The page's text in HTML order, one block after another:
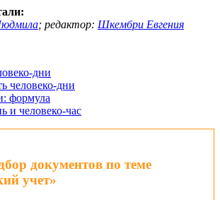
; редактор: Шкембри Евгения
дни
человеко-дни
формула
и человеко-час
документов по теме
учет»